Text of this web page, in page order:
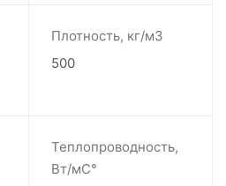
Плотность, кг/м3
500
Теплопроводность,
Вт/мС°